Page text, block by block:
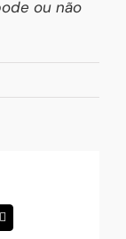
ou não
Email
(necessário